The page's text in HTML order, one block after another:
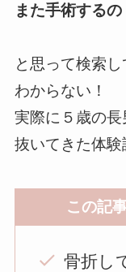
また手術する
と思って検索
わからない！
実際に５歳の
抜いてきた体験
この記
骨折し